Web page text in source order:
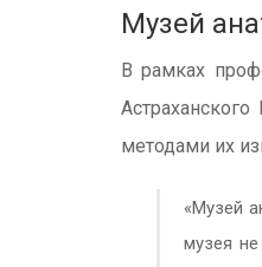
Музей
В рамках
методами их
«Музей
музея